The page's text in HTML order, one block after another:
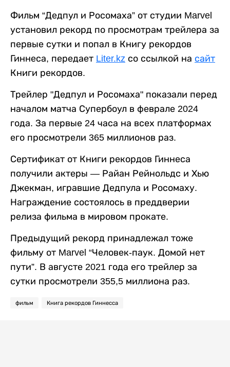
Фильм “Дедпул и Росомаха” от студии Marvel
установил рекорд по просмотрам трейлера за
первые сутки и попал в Книгу рекордов
Гиннеса, передает Liter.kz со ссылкой на сайт
Книги рекордов.
Трейлер "Дедпул и Росомаха" показали перед
началом матча Супербоул в феврале 2024
года. За первые 24 часа на всех платформах
его просмотрели 365 миллионов раз.
Сертификат от Книги рекордов Гиннеса
получили актеры — Райан Рейнольдс и Хью
Джекман, игравшие Дедпула и Росомаху.
Награждение состоялось в преддверии
релиза фильма в мировом прокате.
Предыдущий рекорд принадлежал тоже
фильму от Marvel “Человек-паук. Домой нет
пути”. В августе 2021 года его трейлер за
сутки просмотрели 355,5 миллиона раз.
фильм Книга рекордов Гиннесса